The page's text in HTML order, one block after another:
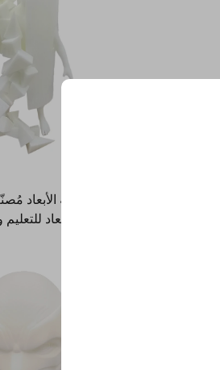
طابعة ثلاثية الأبعاد
ثلاثية الأبعاد